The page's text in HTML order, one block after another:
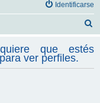
Identificarse
s
c
que estés
ver perfiles.